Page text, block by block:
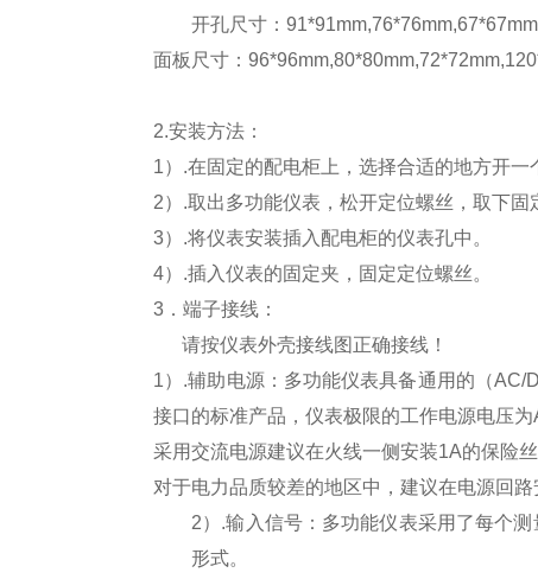
开孔尺寸：
面板尺寸：
2.安装方法：
1）.在固定的配电柜上，选择合适的地方开一
2）.取出多功能仪表，松开定位螺丝，取下固
3）.将仪表安装插入配电柜的仪表孔中。
4）.插入仪表的固定夹，固定定位螺丝。
3 ．端子接线：
请按仪表外壳接线图正确接线！
1） .辅助电源：多功能仪表具备通用的（AC/
接口的标准产品，仪表极限的工作电源电压为
采用交流电源建议在火线一侧安装1A的保险丝
对于电力品质较差的地区中，建议在电源回
2） .输入信号：多功能仪表采用了每个
形式。